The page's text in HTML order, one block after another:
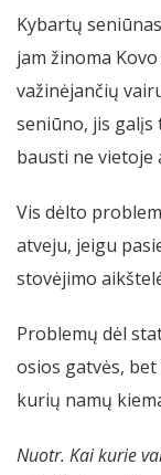
Kybartų
jam žinoma
važinėjančių
seniūno, jis
bausti ne
Vis dėlto
atveju, jeigu
stovėjimo
Problemų dėl
osios gatvės,
kurių namų
Nuotr. Kai kurie